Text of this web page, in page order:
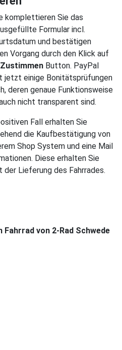
komplettieren Sie das
Formular incl.
und bestätigen
Vorgang durch den Klick auf
Zustimmen Button. PayPal
jetzt einige Bonitätsprüfungen
deren genaue Funktionsweise
nicht transparent sind.
Fall erhalten Sie
die Kaufbestätigung von
Shop System und eine Mail
Diese erhalten Sie
Lieferung des Fahrrades.
Fahrrad von 2-Rad Schwede